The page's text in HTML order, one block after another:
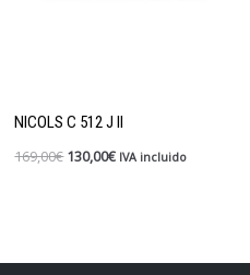
NICOLS C 512 J II
169,00€ 130,00€ IVA incluido